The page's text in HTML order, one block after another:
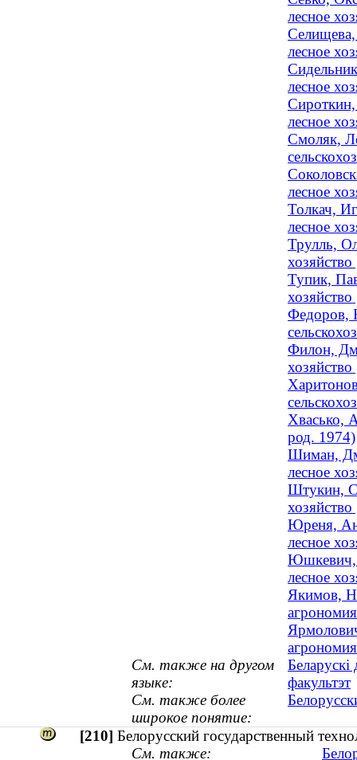
лесное
Селищева,
лесное
лесное
лесное
Смоляк,
лесное
Толкач,
лесное
Трулль,
Тупик,
Федоров,
Филон,
Хвасько,
род. 1974)
Шиман,
лесное
Штукин,
Юреня,
лесное
Юшкевич,
лесное
Якимов,
См. также на другом
языке:
факультэт
См. также более
широкое понятие:
[210] Белорусский государственный
См. также: